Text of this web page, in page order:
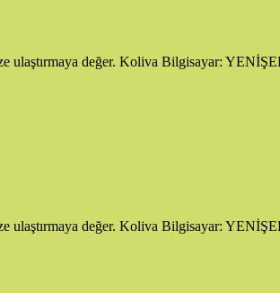
ulaştırmaya değer. Koliva Bilgisayar:
ulaştırmaya değer. Koliva Bilgisayar: